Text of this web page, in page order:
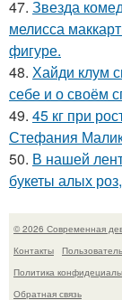
47. Звезда
мелисса
фигуре.
48. Хайди клум
себе и о своём
49. 45 кг при
Стефания
50. В нашей
букеты алых
© 2026 Современная
Контакты
Политика
Обратная связь